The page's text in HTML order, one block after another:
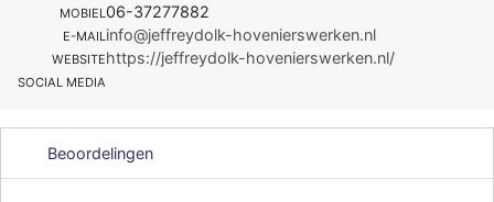
MOBIEL06-37277882
E-MAILinfo@jeffreydolk-hovenierswerken.nl
WEBSITEhttps://jeffreydolk-hovenierswerken.nl/
SOCIAL MEDIA
Beoordelingen